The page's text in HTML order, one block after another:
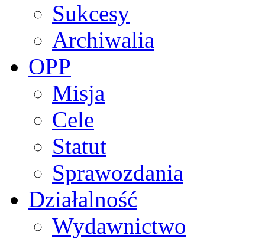
Sukcesy
Archiwalia
OPP
Misja
Cele
Statut
Sprawozdania
Działalność
Wydawnictwo